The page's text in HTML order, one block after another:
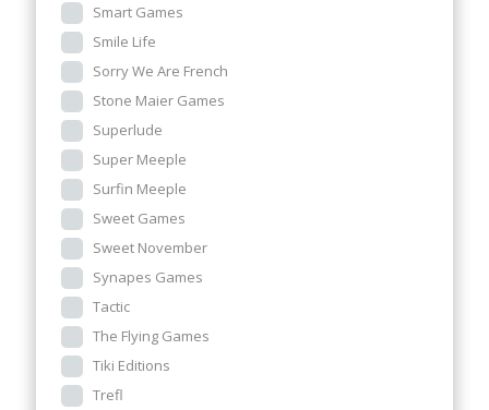
Smart Games
Smile Life
Sorry We Are French
Stone Maier Games
Superlude
Super Meeple
Surfin Meeple
Sweet Games
Sweet November
Synapes Games
Tactic
The Flying Games
Tiki Editions
Trefl